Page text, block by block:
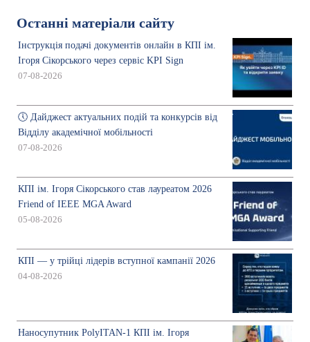
Останні матеріали сайту
Інструкція подачі документів онлайн в КПІ ім.
Ігоря Сікорського через сервіс KPI Sign
07-08-2026
🕔 Дайджест актуальних подій та конкурсів від
Відділу академічної мобільності
07-08-2026
КПІ ім. Ігоря Сікорського став лауреатом 2026
Friend of IEEE MGA Award
05-08-2026
КПІ — у трійці лідерів вступної кампанії 2026
04-08-2026
Наносупутник PolyITAN-1 КПІ ім. Ігоря